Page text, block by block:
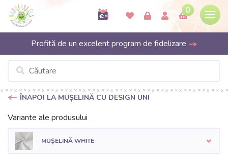
0
Profită de un excelent program de fidelizare
ÎNAPOI LA MUȘELINĂ CU DESIGN UNI
Variante ale produsului
MUȘELINĂ WHITE